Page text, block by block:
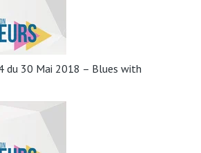
du 30 Mai 2018 – Blues with